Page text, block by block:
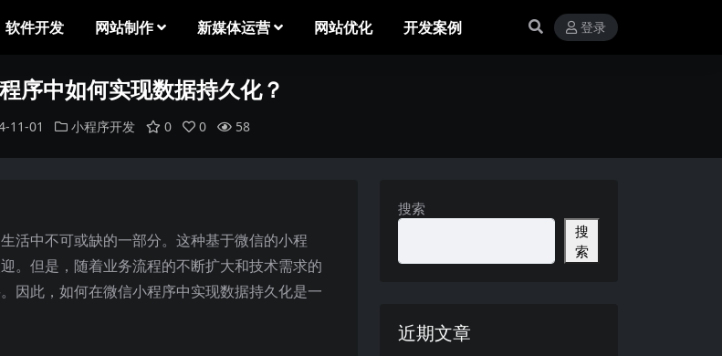
软件开发 网站制作 新媒体运营 网站优化 开发案例 登录
序中如何实现数据持久化？
11-01 小程序开发 0 0 58
活中不可或缺的一部分。这种基于微信的小程
。但是，随着业务流程的不断扩大和技术需求的
因此，如何在微信小程序中实现数据持久化是一
搜索
搜
索
近期文章